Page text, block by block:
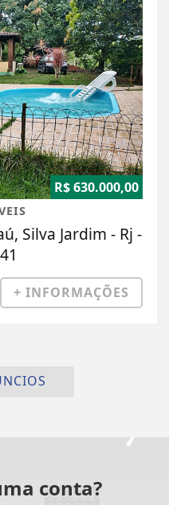
R$ 630.000,00
Silva Jardim - Rj -
+ INFORMAÇÕES
conta?